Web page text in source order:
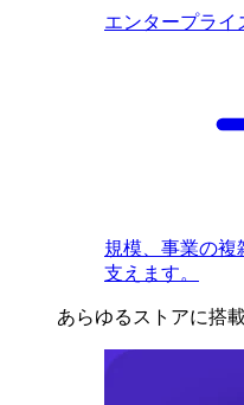
エンタープライ
規模、事業の複
支えます。
あらゆるストアに搭